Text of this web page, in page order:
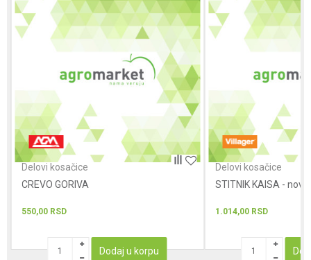
Poruka
POŠALJI
Delovi kosačice
CREVO GORIVA
550,00 RSD
Dodaj u korpu
Delovi kosačice
STITNIK KAISA - novi
1.014,00 RSD